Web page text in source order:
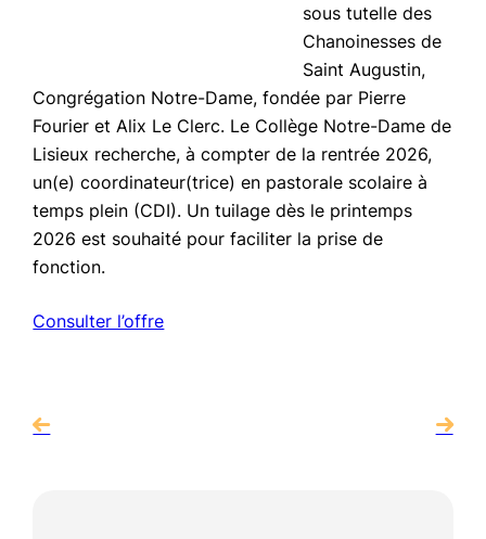
sous tutelle des
Chanoinesses de
Saint Augustin,
Congrégation Notre-Dame, fondée par Pierre
Fourier et Alix Le Clerc. Le Collège Notre-Dame de
Lisieux recherche, à compter de la rentrée 2026,
un(e) coordinateur(trice) en pastorale scolaire à
temps plein (CDI). Un tuilage dès le printemps
2026 est souhaité pour faciliter la prise de
fonction.
Consulter l’offre